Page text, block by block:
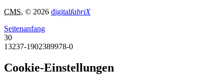
CMS, © 2026 digitalfabriX
Seitenanfang
30
13237-1902389978-0
Cookie-Einstellungen